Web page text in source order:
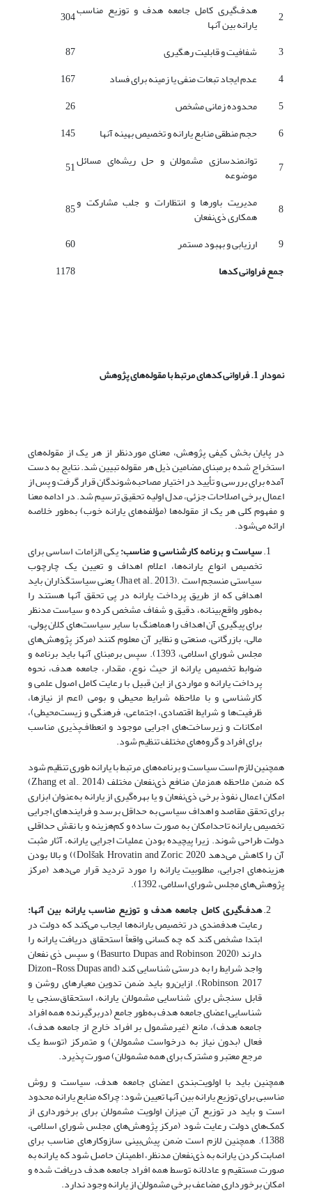
2
هدف‌گیری کامل جامعه هدف و توزیع مناسب
یارانه بین آنها
304
3
شفافیت و قابلیت رهگیری
87
4
عدم ایجاد تبعات منفی یا زمینه برای فساد
167
5
محدوده زمانی مشخص
26
6
حجم منطقی منابع یارانه و تخصیص بهینه آنها
145
7
توانمندسازی مشمولان و حل ریشه‌ای مسائل
موضوعه 51
8 مدیریت باورها و انتظارات و جلب مشارکت و
همکاری ذی‌نفعان
85
9
ارزیابی و بهبود مستمر
60
جمع فراوانی کدها
1178
نمودار 1. فراوانی کدهای مرتبط با مقوله‌های پژوهش
در پایان بخش کیفی پژوهش، معنای موردنظر از هر یک از مقوله‌های
استخراج شده بر‌مبنای مضامین ذیل هر مقوله تبیین شد. نتایج به دست
آمده برای بررسی و تأیید در اختیار مصاحبه‌شوندگان قرار گرفت و پس از
اعمال برخی اصلاحات جزئی، مدل اولیه تحقیق ترسیم شد. در ادامه معنا
و مفهوم کلی هر یک از مقوله‌ها (مؤلفه‌های یارانه خوب) به‌طور خلاصه
ارائه می‌شود.
سیاست و برنامه کارشناسی و مناسب:یکی الزامات اساسی برای
تخصیص انواع یارانه‌ها، اعلام اهداف و تعیین یک چارچوب
سیاستی منسجم است .(Jha et al., 2013) یعنی سیاستگذاران باید
اهدافی که از طریق پرداخت یارانه در پی تحقق آنها هستند را
به‌طور واقع‌بینانه، دقیق و شفاف مشخص کرده و سیاست مدنظر
برای پیگیری آن اهداف را هماهنگ با سایر سیاست‌های کلان پولی،
مالی، بازرگانی، صنعتی و نظایر آن معلوم کنند (مرکز پژوهش‌های
مجلس شورای اسلامی، 1393). سپس برمبنای آنها باید برنامه و
ضوابط تخصیص یارانه از حیث نوع، مقدار، جامعه هدف، نحوه
پرداخت یارانه و مواردی از این قبیل با رعایت کامل اصول علمی و
کارشناسی و با ملاحظه شرایط محیطی و بومی (اعم از نیازها،
ظرفیت‌ها و شرایط اقتصادی، اجتماعی، فرهنگی و زیست‌‌محیطی)،
امکانات و زیرساخت‌های اجرایی موجود و انعطاف‌پذیری مناسب
برای افراد و گروه‌های مختلف تنظیم شود.
همچنین لازم است سیاست و برنامه‌های مرتبط با یارانه طوری تنظیم شود
که ضمن ملاحظه همزمان منافع ذی‌نفعان مختلف (Zhang et al., 2014)
امکان اعمال نفوذ برخی ذی‌نفعان و یا بهره‌گیری از یارانه به‌عنوان ابزاری
برای تحقق مقاصد و اهداف سیاسی به حداقل برسد و فرایندهای اجرایی
تخصیص یارانه تاحدامکان به صورت ساده و کم‌هزینه و با نقش حداقلی
دولت طراحی شوند. زیرا پیچیده بودن عملیات اجرایی یارانه، آثار مثبت
آن را کاهش می‌دهد Dolšak, Hrovatin and Zoric, 2020)) و بالا بودن
هزینه‌های اجرایی، مطلوبیت یارانه را مورد تردید قرار می‌دهد (مرکز
پژوهش‌های مجلس شورای اسلامی، 1392).
هدف‌گیری کامل جامعه هدف و توزیع مناسب یارانه بین آنها:
رعایت هدفمندی در تخصیص یارانه‌ها ایجاب می‌کند که دولت در
ابتدا مشخص کند که چه کسانی واقعاً استحقاق دریافت یارانه را
دارند (Basurto, Dupas and Robinson, 2020) و سپس ذی نفعان
واجد شرایط را به درستی شناسایی کند (Dizon-Ross, Dupas and
Robinson, 2017). ازاین‌رو باید ضمن تدوین معیارهای روشن و
قابل سنجش برای شناسایی مشمولان یارانه، استحقاق‌سنجی یا
شناسایی اعضای جامعه هدف به‌طور جامع (دربرگیرنده همه افراد
جامعه هدف)، مانع (غیرمشمول بر افراد خارج از جامعه هدف)،
فعال (بدون نیاز به درخواست مشمولان) و متمرکز (توسط یک
مرجع معتبر و مشترک برای همه مشمولان) صورت پذیرد.
همچنین باید با اولویت‌بندی اعضای جامعه هدف، سیاست و روش
مناسبی برای توزیع یارانه بین آنها تعیین شود؛ چراکه منابع یارانه محدود
است و باید در توزیع آن میزان اولویت مشمولان برای برخورداری از
کمک‌های‌ دولت رعایت شود (مرکز پژوهش‌های مجلس شورای اسلامی،
1388). همچنین لازم است ضمن پیش‌بینی سازوکارهای مناسب برای
اصابت کردن یارانه به ذی‌نفعان مدنظر، اطمینان حاصل شود که یارانه به
صورت مستقیم و عادلانه توسط همه افراد جامعه هدف دریافت شده و
امکان برخورداری مضاعف برخی مشمولان از یارانه وجود ندارد.